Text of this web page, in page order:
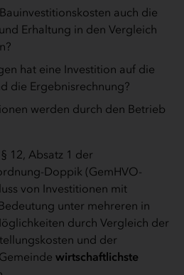
auch die
Erhaltung in den Vergleich
hat eine Investition auf die
die Ergebnisrechnung?
werden durch den Betrieb
12, Absatz 1 der
Doppik (GemHVO-
von Investitionen mit
unter mehreren in
durch Vergleich der
und der
wirtschaftlichste